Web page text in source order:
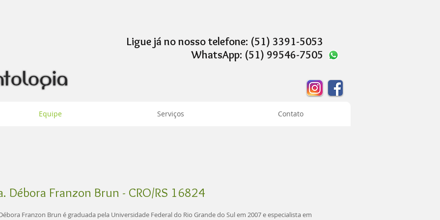
Ligue já no nosso telefone: (51) 3391-5053
WhatsApp: (51) 99546-7505
Equipe Serviços Contato
Débora Franzon Brun - CRO/RS 16824
Franzon Brun é graduada pela Universidade Federal do Rio Grande do Sul em 2007 e especialista em